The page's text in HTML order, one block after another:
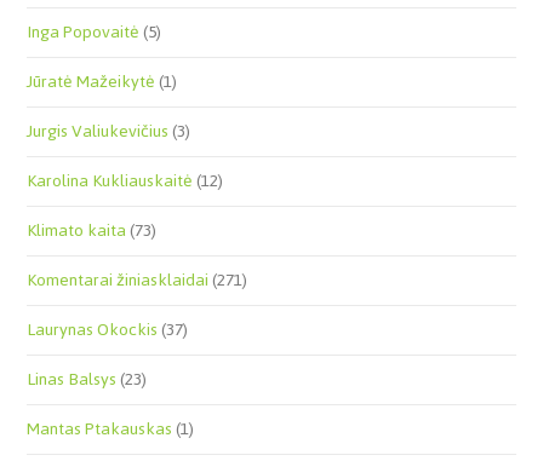
Inga Popovaitė(5)
Jūratė Mažeikytė(1)
Jurgis Valiukevičius(3)
Karolina Kukliauskaitė(12)
Klimato kaita(73)
Komentarai žiniasklaidai(271)
Laurynas Okockis(37)
Linas Balsys(23)
Mantas Ptakauskas(1)